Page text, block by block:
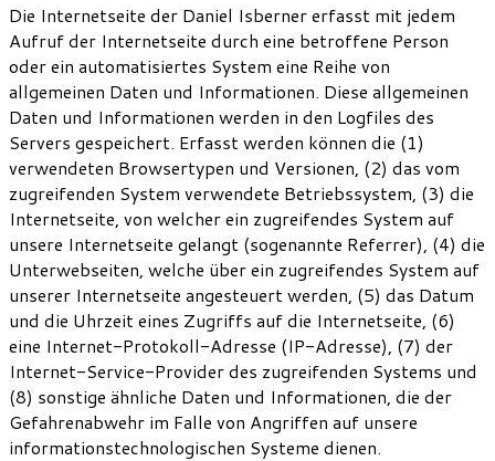
Die Internetseite der Daniel Isberner erfasst mit jedem
Aufruf der Internetseite durch eine betroffene Person
oder ein automatisiertes System eine Reihe von
allgemeinen Daten und Informationen. Diese allgemeinen
Daten und Informationen werden in den Logfiles des
Servers gespeichert. Erfasst werden können die (1)
verwendeten Browsertypen und Versionen, (2) das vom
zugreifenden System verwendete Betriebssystem, (3) die
Internetseite, von welcher ein zugreifendes System auf
unsere Internetseite gelangt (sogenannte Referrer), (4) die
Unterwebseiten, welche über ein zugreifendes System auf
unserer Internetseite angesteuert werden, (5) das Datum
und die Uhrzeit eines Zugriffs auf die Internetseite, (6)
eine Internet-Protokoll-Adresse (IP-Adresse), (7) der
Internet-Service-Provider des zugreifenden Systems und
(8) sonstige ähnliche Daten und Informationen, die der
Gefahrenabwehr im Falle von Angriffen auf unsere
informationstechnologischen Systeme dienen.